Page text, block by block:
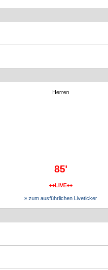
Herren
85'
++LIVE++
» zum ausführlichen Liveticker